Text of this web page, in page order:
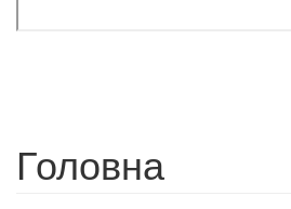
Головна